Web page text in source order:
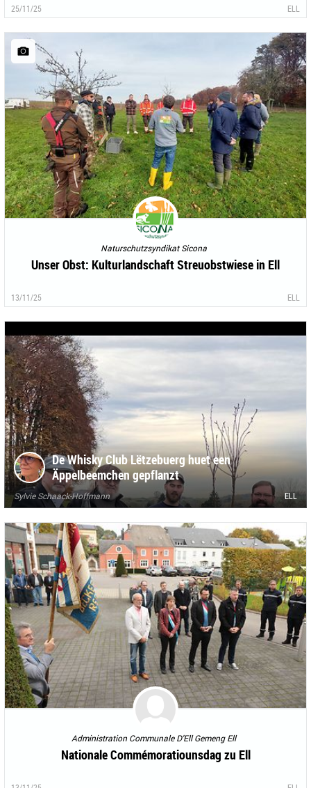
25/11/25 ELL
Naturschutzsyndikat Sicona
Unser Obst: Kulturlandschaft Streuobstwiese in Ell
13/11/25 ELL
De Whisky Club Lëtzebuerg huet een
Äppelbeemchen gepflanzt
Sylvie Schaack-Hoffmann ELL
Administration Communale D'Ell Gemeng Ell
Nationale Commémoratiounsdag zu Ell